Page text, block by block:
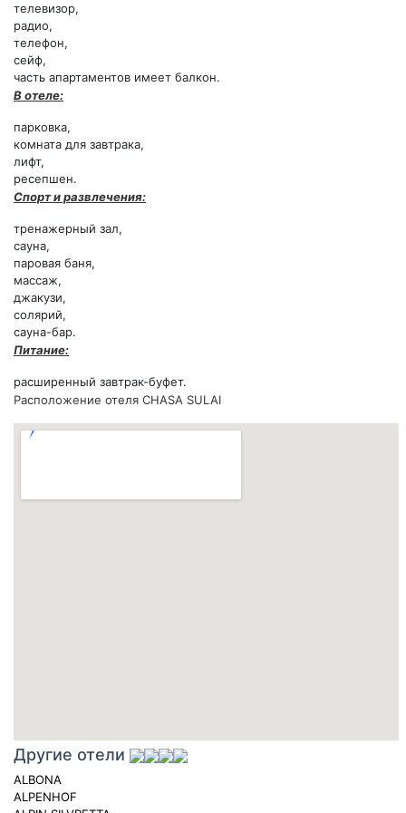
Другие отели
ALBONA
ALPENHOF
телевизор,
радио,
телефон,
сейф,
часть апартаментов имеет балкон.
В отеле:
парковка,
комната для завтрака,
лифт,
ресепшен.
Спорт и развлечения:
тренажерный зал,
сауна,
паровая баня,
массаж,
джакузи,
солярий,
сауна-бар.
Питание:
расширенный завтрак-буфет.
Расположение отеля CHASA SULAI